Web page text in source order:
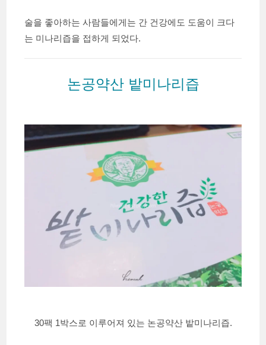
술을 좋아하는 사람들에게는 간 건강에도 도움이 크다
는 미나리즙을 접하게 되었다.
논공약산 밭미나리즙
30팩 1박스로 이루어져 있는 논공약산 밭미나리즙.